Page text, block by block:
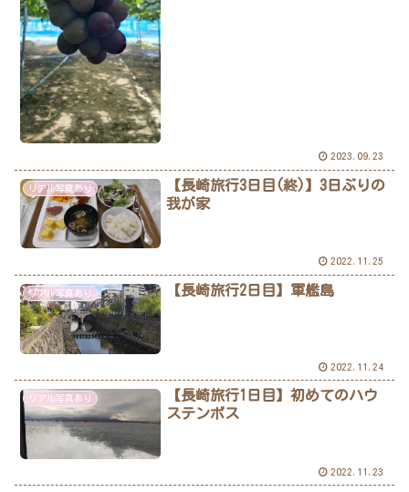
2023.09.23
リアル写真あり
【長崎旅行3日目(終)】3日ぶりの
我が家
2022.11.25
リアル写真あり 【長崎旅行2日目】軍艦島
2022.11.24
リアル写真あり
【長崎旅行1日目】初めてのハウ
ステンボス
2022.11.23